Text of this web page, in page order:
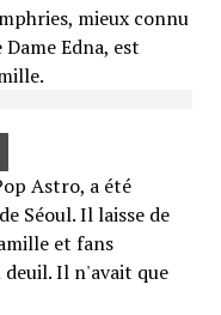
mieux connu
Edna, est
Astro, a été
Séoul. Il laisse de
et fans
Il n'avait que